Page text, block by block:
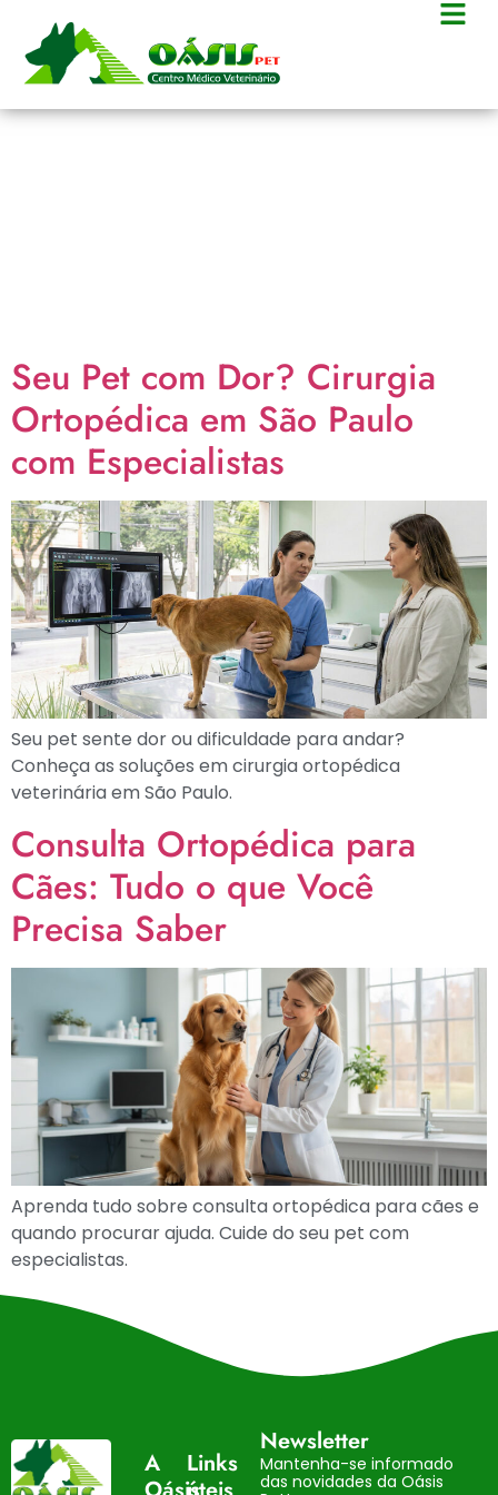
Seu Pet com Dor? Cirurgia
Ortopédica em São Paulo
com Especialistas
Seu pet sente dor ou dificuldade para andar?
Conheça as soluções em cirurgia ortopédica
veterinária em São Paulo.
Consulta Ortopédica para
Cães: Tudo o que Você
Precisa Saber
Aprenda tudo sobre consulta ortopédica para cães e
quando procurar ajuda. Cuide do seu pet com
especialistas.
A
Links
Newsletter
Mantenha-se informado
das novidades da Oásis